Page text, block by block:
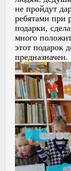
не пройдут
ребятами при
подарки,
много
этот подарок
предназначен.